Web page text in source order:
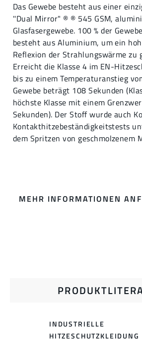
Das Gewebe besteht aus einer
''Dual Mirror" ® ® 545 GSM,
Glasfasergewebe. 100 % der
besteht aus Aluminium, um ein
Reflexion der Strahlungswärme zu
Erreicht die Klasse 4 im EN-
bis zu einem Temperaturanstieg
Gewebe beträgt 108 Sekunden
höchste Klasse mit einem
Sekunden). Der Stoff wurde auch
Kontakthitzebeständigkeitstests
dem Spritzen von geschmolzenem
MEHR INFORMATIONEN
INDUSTRIELLE
HITZESCHUTZKLEIDUNG